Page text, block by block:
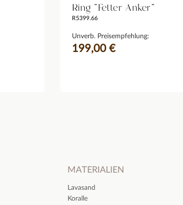
Ring "Fetter Anker"
R5399.66
Unverb. Preisempfehlung:
199,00 €
MATERIALIEN
Lavasand
Koralle